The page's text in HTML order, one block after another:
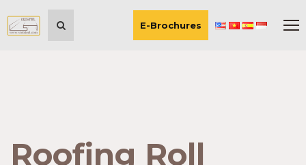
E-Brochures
Roofing Roll